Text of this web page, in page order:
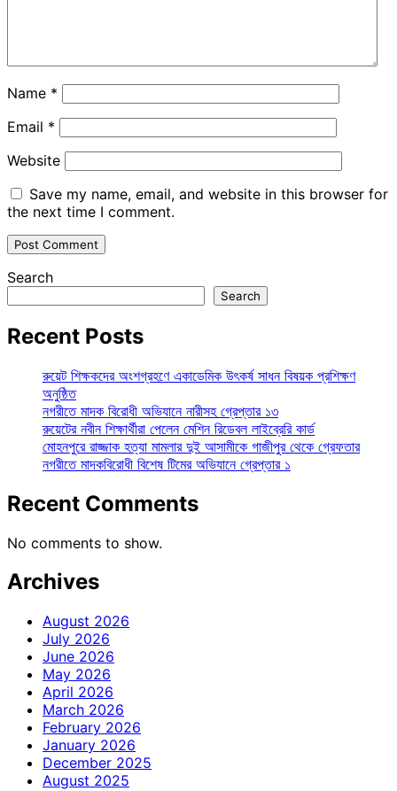
Name *
Email *
Website
Save my name, email, and website in this browser for
the next time I comment.
Search
Search
Recent Posts
রুয়েট শিক্ষকদের অংশগ্রহণে একাডেমিক উৎকর্ষ সাধন বিষয়ক প্রশিক্ষণ
অনুষ্ঠিত
নগরীতে মাদক বিরোধী অভিযানে নারীসহ গ্রেপ্তার ১৩
রুয়েটের নবীন শিক্ষার্থীরা পেলেন মেশিন রিডেবল লাইব্রেরি কার্ড
মোহনপুরে রাজ্জাক হত্যা মামলার দুই আসামীকে গাজীপুর থেকে গ্রেফতার
নগরীতে মাদকবিরোধী বিশেষ টিমের অভিযানে গ্রেপ্তার ১
Recent Comments
No comments to show.
Archives
August 2026
July 2026
June 2026
May 2026
April 2026
March 2026
February 2026
January 2026
December 2025
August 2025